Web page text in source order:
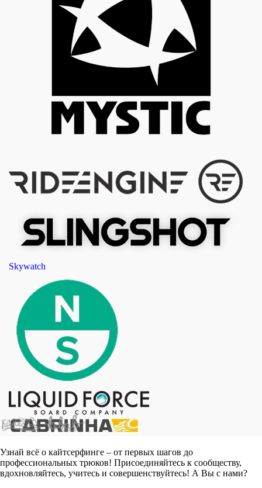
Skywatch
Узнай всё о кайтсерфинге – от первых шагов до
профессиональных трюков! Присоединяйтесь к сообществу,
вдохновляйтесь, учитесь и совершенствуйтесь! А Вы с нами?